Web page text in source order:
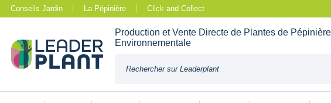
Conseils Jardin La Pépinière Click and Collect
Production et Vente Directe de Plantes de Pépinière
Environnementale